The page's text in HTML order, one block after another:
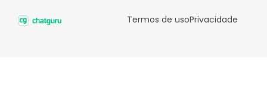
Termos de usoPrivacidade